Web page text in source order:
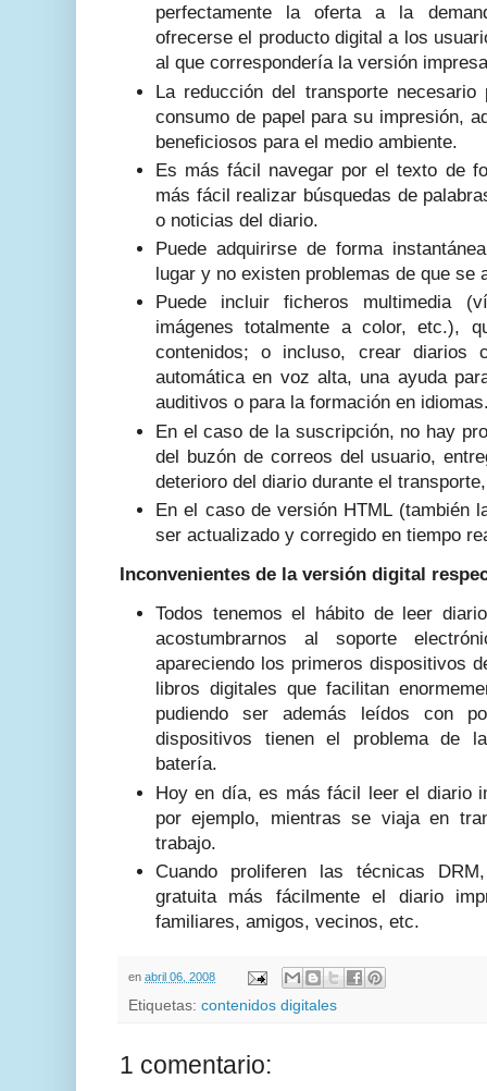
perfectamente la oferta a la
ofrecerse el producto digital a los
al que correspondería la versión
La reducción del transporte
consumo de papel para su impresión,
beneficiosos para el medio ambiente.
Es más fácil navegar por el texto de
más fácil realizar búsquedas de
o noticias del diario.
Puede adquirirse de forma
lugar y no existen problemas de que se
Puede incluir ficheros multimedia
imágenes totalmente a color, etc.),
contenidos; o incluso, crear diarios
automática en voz alta, una ayuda
auditivos o para la formación en
En el caso de la suscripción, no hay
del buzón de correos del usuario,
deterioro del diario durante el
En el caso de versión HTML (también
ser actualizado y corregido en tiempo
Inconvenientes de la versión digital
Todos tenemos el hábito de leer
acostumbrarnos al soporte
apareciendo los primeros dispositivos
libros digitales que facilitan
pudiendo ser además leídos con
dispositivos tienen el problema de
batería.
Hoy en día, es más fácil leer el diario
por ejemplo, mientras se viaja en
trabajo.
Cuando proliferen las técnicas
gratuita más fácilmente el diario
familiares, amigos, vecinos, etc.
en abril 06, 2008
Etiquetas: contenidos digitales
1 comentario: